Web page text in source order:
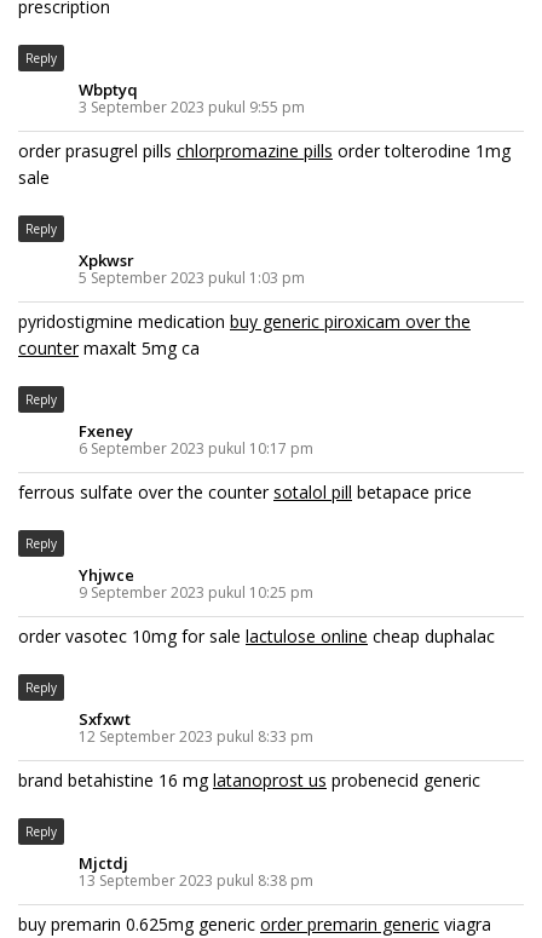
prescription
Reply
Wbptyq
3 September 2023 pukul 9:55 pm
order prasugrel pills chlorpromazine pills order tolterodine 1mg
sale
Reply
Xpkwsr
5 September 2023 pukul 1:03 pm
pyridostigmine medication buy generic piroxicam over the
countermaxalt 5mg ca
Reply
Fxeney
6 September 2023 pukul 10:17 pm
ferrous sulfate over the countersotalol pill betapace price
Reply
Yhjwce
9 September 2023 pukul 10:25 pm
order vasotec 10mg for sale lactulose online cheap duphalac
Reply
Sxfxwt
12 September 2023 pukul 8:33 pm
brand betahistine 16 mglatanoprost us probenecid generic
Reply
Mjctdj
13 September 2023 pukul 8:38 pm
buy premarin 0.625mg generic order premarin generic viagra